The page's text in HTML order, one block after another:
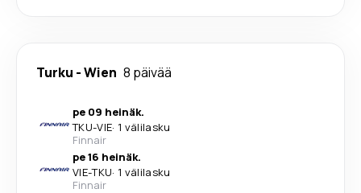
Turku -Wien 8 päivää
pe 09 heinäk.
TKU-VIE· 1 välilasku
Finnair
pe 16 heinäk.
VIE-TKU· 1 välilasku
Finnair